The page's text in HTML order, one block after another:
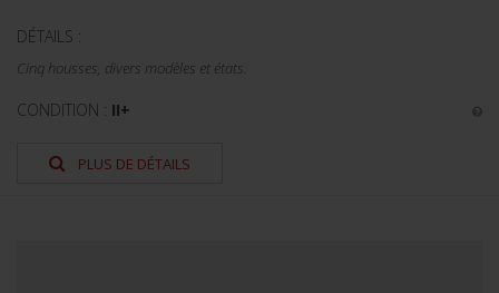
DÉTAILS :
Cinq housses, divers modèles et états.
CONDITION : II+
PLUS DE DÉTAILS